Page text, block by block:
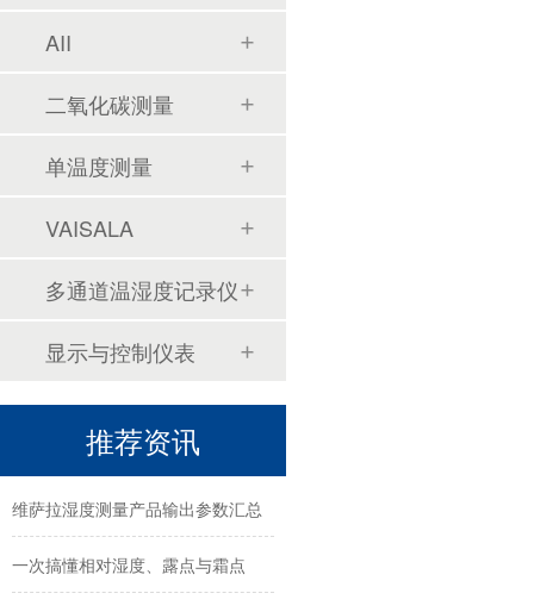
AII
二氧化碳测量
单温度测量
VAISALA
多通道温湿度记录仪
显示与控制仪表
推荐资讯
一次搞懂相对湿度、露点与霜点
维萨拉湿度测量产品输出参数汇总
一次搞懂相对湿度、露点与霜点